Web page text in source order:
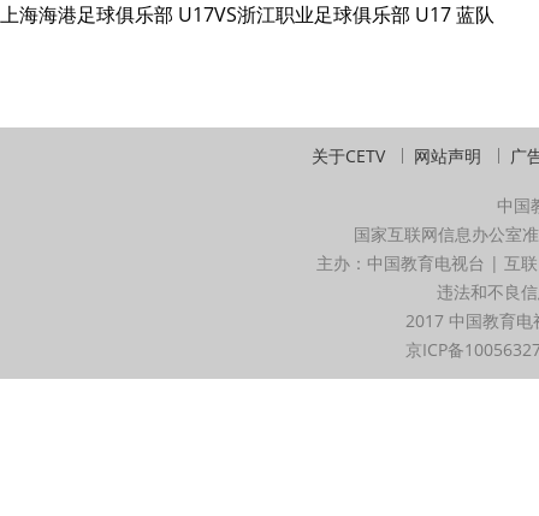
上海海港⾜球俱乐部 U17VS浙江职业⾜球俱乐部 U17 蓝队
关于CETV 网站声明 广
中国
国家互联网信息办公室
主办：中国教育电视台 | 互
违法和不良
2017 中国教育
京ICP备